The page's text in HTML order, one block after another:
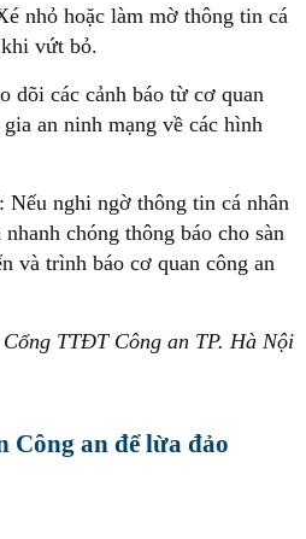
nhỏ hoặc làm mờ thông tin cá
vứt bỏ.
dõi các cảnh báo từ cơ quan
an ninh mạng về các hình
Nếu nghi ngờ thông tin cá nhân
chóng thông báo cho sàn
và trình báo cơ quan công an
Cổng TTĐT Công an TP. Hà Nội
Công an để lừa đảo